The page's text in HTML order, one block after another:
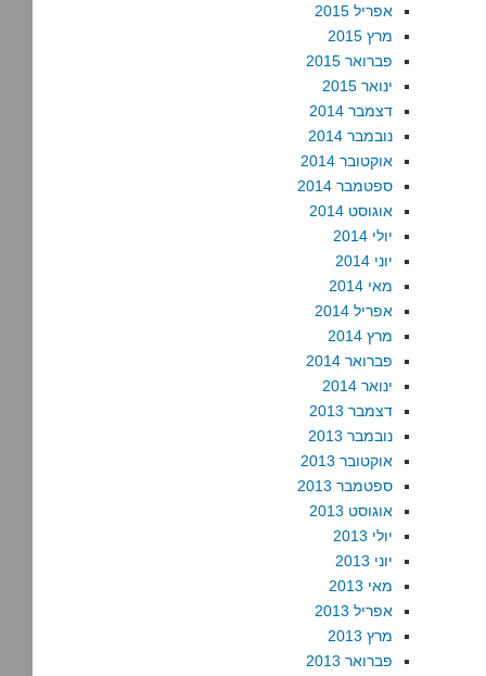
אפריל 2015
מרץ 2015
פברואר 2015
ינואר 2015
דצמבר 2014
נובמבר 2014
אוקטובר 2014
ספטמבר 2014
אוגוסט 2014
יולי 2014
יוני 2014
מאי 2014
אפריל 2014
מרץ 2014
פברואר 2014
ינואר 2014
דצמבר 2013
נובמבר 2013
אוקטובר 2013
ספטמבר 2013
אוגוסט 2013
יולי 2013
יוני 2013
מאי 2013
אפריל 2013
מרץ 2013
פברואר 2013